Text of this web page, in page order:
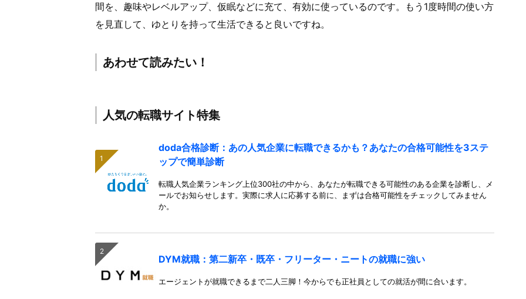
間を、趣味やレベルアップ、仮眠などに充て、有効に使っているのです。もう1度時間の使い方
を見直して、ゆとりを持って生活できると良いですね。
あわせて読みたい！
人気の転職サイト特集
doda合格診断：あの人気企業に転職できるかも？あなたの合格可能性を3ステ
ップで簡単診断
転職人気企業ランキング上位300社の中から、あなたが転職できる可能性のある企業を診断し、メ
ールでお知らせします。実際に求人に応募する前に、まずは合格可能性をチェックしてみません
か。
DYM就職：第二新卒・既卒・フリーター・ニートの就職に強い
エージェントが就職できるまで二人三脚！今からでも正社員としての就活が間に合います。